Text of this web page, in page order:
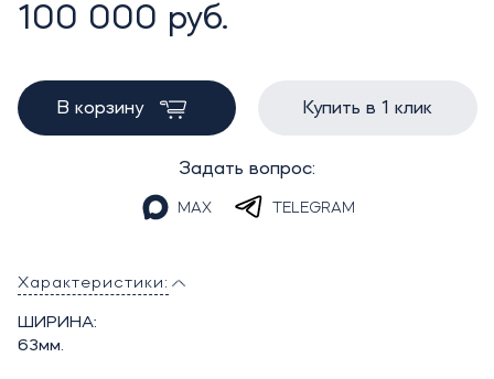
100 000 руб.
В корзину Купить в 1 клик
Задать вопрос:
MAX TELEGRAM
Характеристики:
ШИРИНА:
63мм.